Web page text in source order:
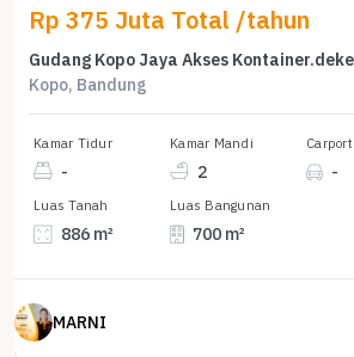
Rp 375 Juta Total /tahun
Kopo, Bandung
Kamar Tidur
-
Kamar Mandi
2
Carport
-
Luas Tanah
886 m²
Luas Bangunan
700 m²
MARNI